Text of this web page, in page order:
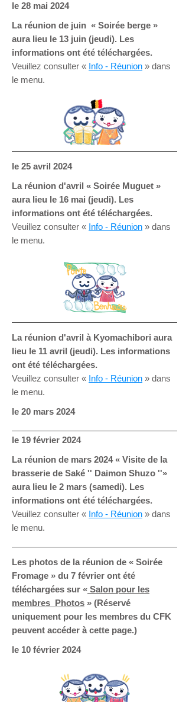
le 28 mai 2024
La réunion de juin « Soirée berge »
aura lieu le 13 juin (jeudi). Les
informations ont été téléchargées.
Veuillez consulter « Info - Réunion » dans
le menu.
le 25 avril 2024
La réunion d'avril « Soirée Muguet »
aura lieu le 16 mai (jeudi). Les
informations ont été téléchargées.
Veuillez consulter « Info - Réunion » dans
le menu.
La réunion d'avril à Kyomachibori aura
lieu le 11 avril (jeudi). Les informations
ont été téléchargées.
Veuillez consulter « Info - Réunion » dans
le menu.
le 20 mars 2024
le 19 février 2024
La réunion de mars 2024 « Visite de la
brasserie de Saké '' Daimon Shuzo ''»
aura lieu le 2 mars (samedi). Les
informations ont été téléchargées.
Veuillez consulter « Info - Réunion » dans
le menu.
Les photos de la réunion de « Soirée
Fromage » du 7 février ont été
téléchargées sur « Salon pour les
membres Photos » (Réservé
uniquement pour les membres du CFK
peuvent accéder à cette page.)
le 10 février 2024